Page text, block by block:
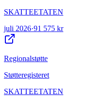
SKATTEETATEN
juli 2026·91 575 kr
Regionalstøtte
Støtteregisteret
SKATTEETATEN